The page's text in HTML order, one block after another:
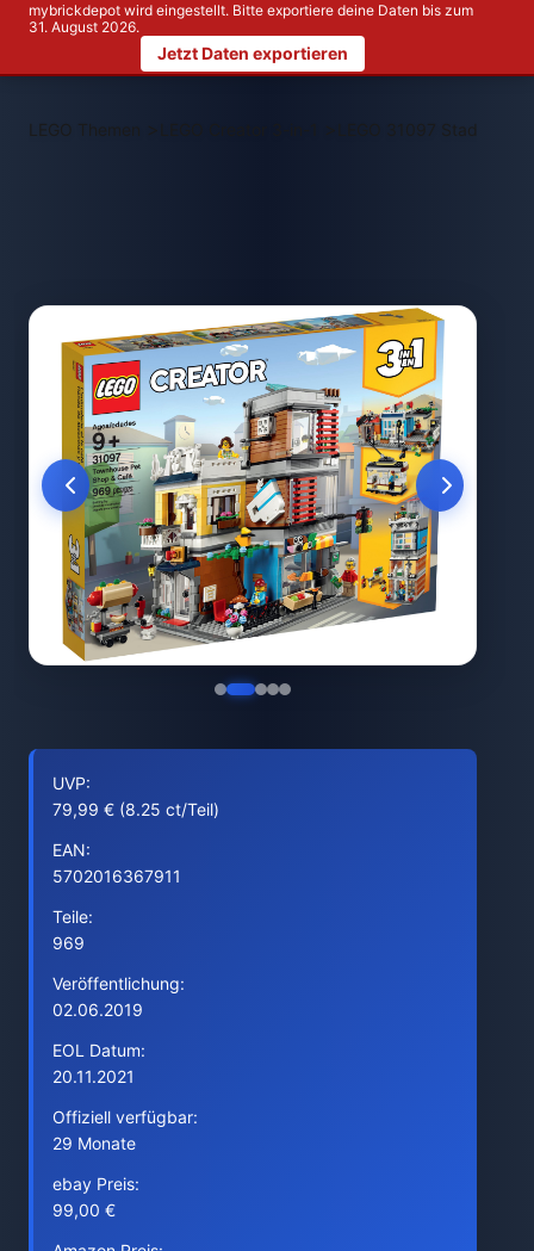
mybrickdepot wird eingestellt. Bitte exportiere deine Daten bis zum
31. August 2026.
Jetzt Daten exportieren
LEGO Themen > LEGO 31097
UVP:
79,99 € (8.25 ct/Teil)
EAN:
5702016367911
Teile:
969
Veröffentlichung:
02.06.2019
EOL Datum:
20.11.2021
Offiziell verfügbar:
29 Monate
ebay Preis:
99,00 €